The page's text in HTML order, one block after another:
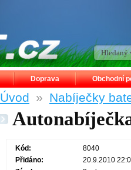
Úvod » Nabíječky
Kód:
8040
Přidáno:
20.9.2010
Doprava Obchodní